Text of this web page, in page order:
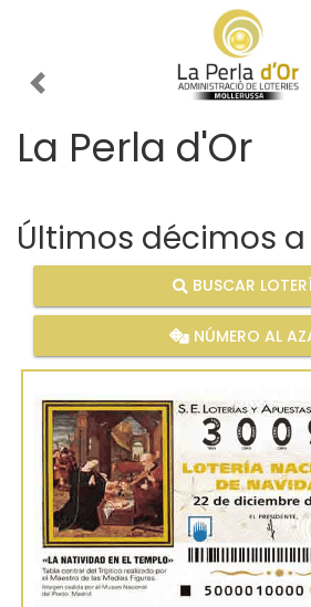
Imagen anterior
La Perla d'Or
Últimos décimos
BUSCAR
NÚMERO AL